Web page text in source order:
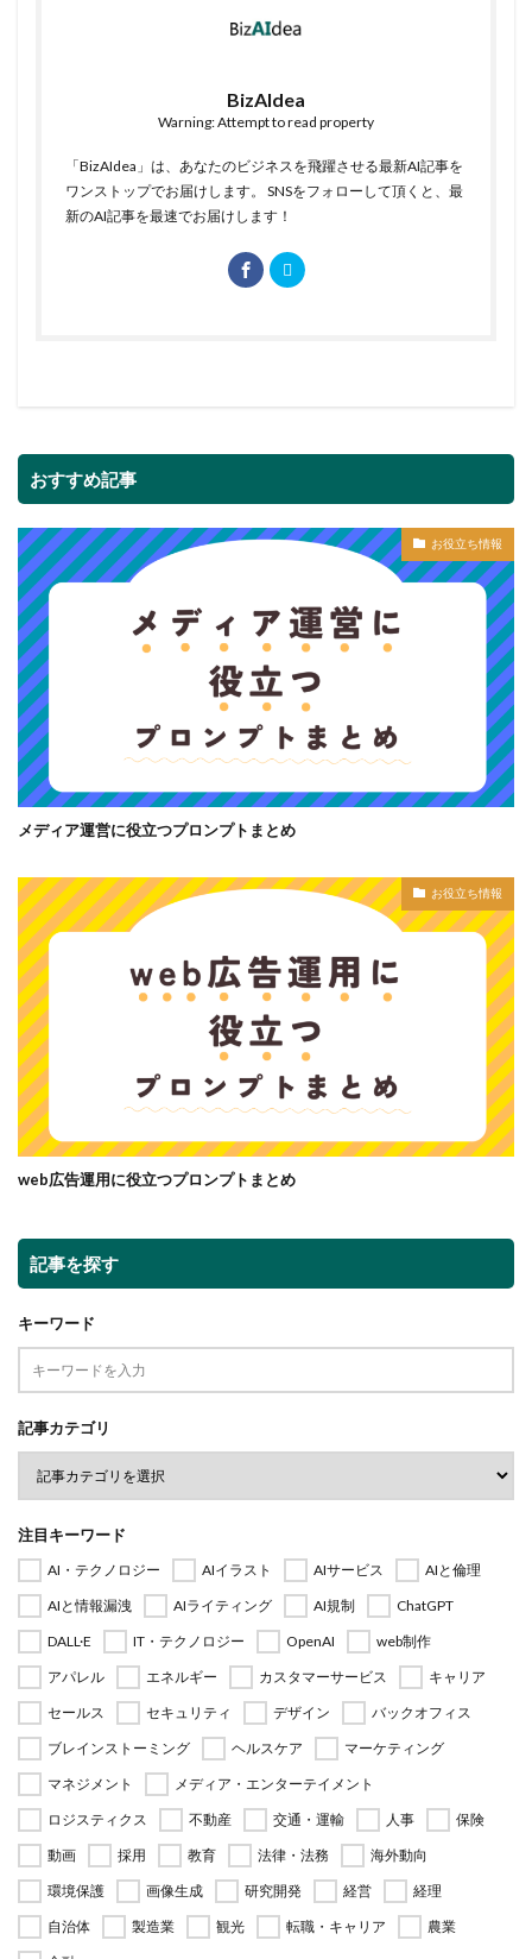
BizAIdea
Warning: Attempt to read property
「BizAIdea」は、あなたのビジネスを飛躍させる最新AI記事を
ワンストップでお届けします。 SNSをフォローして頂くと、最
新のAI記事を最速でお届けします！
おすすめ記事
お役立ち情報
メディア運営に役立つプロンプトまとめ
お役立ち情報
web広告運用に役立つプロンプトまとめ
記事を探す
キーワード
記事カテゴリ
注目キーワード
AI・テクノロジー AIイラスト AIサービス
AIと倫理
AIと情報漏洩
AIライティング AI規制
ChatGPT
DALL·E
IT・テクノロジー OpenAI
web制作
アパレル
エネルギー カスタマーサービス
キャリア
セールス
セキュリティ デザイン
バックオフィス
ブレインストーミング
ヘルスケア
マーケティング
マネジメント
メディア・エンターテイメント
ロジスティクス
不動産 交通・運輸 人事
保険
動画
採用 教育 法律・法務
海外動向
環境保護
画像生成 研究開発 経営
経理
自治体
製造業 観光 転職・キャリア
農業